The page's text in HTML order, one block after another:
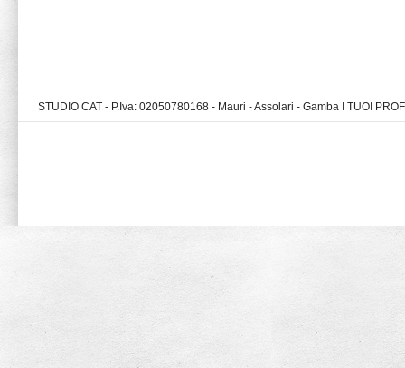
STUDIO CAT - P.Iva: 02050780168 - Mauri - Assolari - Gamba I TUOI